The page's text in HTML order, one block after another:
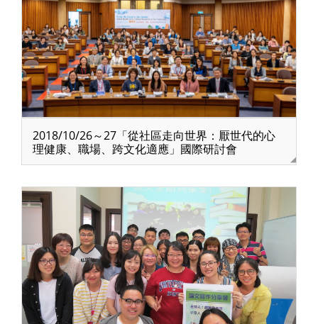
2018/10/26～27「從社區走向世界：厭世代的心
理健康、職場、跨文化適應」國際研討會